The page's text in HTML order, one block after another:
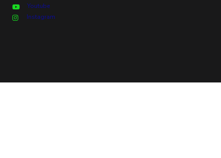
Youtube
Instagram